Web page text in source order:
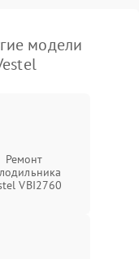
модели
Ремонт
VBI2760